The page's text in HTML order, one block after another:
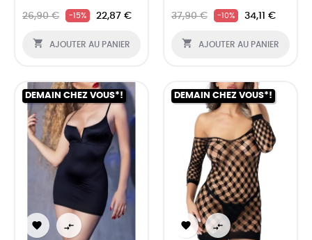
26,90 € -15% 22,87 €
 AJOUTER AU PANIER
37,90 € -10% 34,11 €
 AJOUTER AU PANIER
DEMAIN CHEZ VOUS*!
 
DEMAIN CHEZ VOUS*!
 